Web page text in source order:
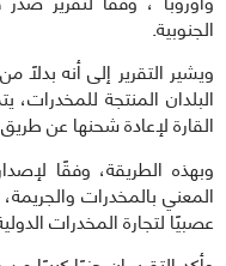
الجنوبية.
ويشير التقرير إلى أنه
البلدان المنتجة
القارة لإعادة شحنها عن طريق
المعني بالمخدرات
عصبيًا لتجارة المخدرات